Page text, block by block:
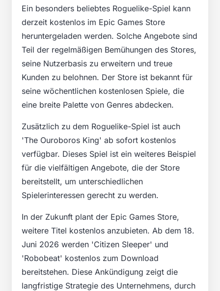
Ein besonders beliebtes Roguelike-Spiel kann
derzeit kostenlos im Epic Games Store
heruntergeladen werden. Solche Angebote sind
Teil der regelmäßigen Bemühungen des Stores,
seine Nutzerbasis zu erweitern und treue
Kunden zu belohnen. Der Store ist bekannt für
seine wöchentlichen kostenlosen Spiele, die
eine breite Palette von Genres abdecken.
Zusätzlich zu dem Roguelike-Spiel ist auch
'The Ouroboros King' ab sofort kostenlos
verfügbar. Dieses Spiel ist ein weiteres Beispiel
für die vielfältigen Angebote, die der Store
bereitstellt, um unterschiedlichen
Spielerinteressen gerecht zu werden.
In der Zukunft plant der Epic Games Store,
weitere Titel kostenlos anzubieten. Ab dem 18.
Juni 2026 werden 'Citizen Sleeper' und
'Robobeat' kostenlos zum Download
bereitstehen. Diese Ankündigung zeigt die
langfristige Strategie des Unternehmens, durch